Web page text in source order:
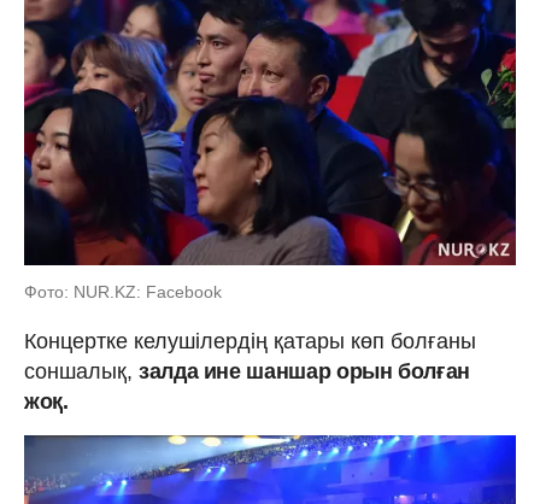
Фото: NUR.KZ: Facebook
Концертке келушілердің қатары көп болғаны
соншалық, залда ине шаншар орын болған
жоқ.